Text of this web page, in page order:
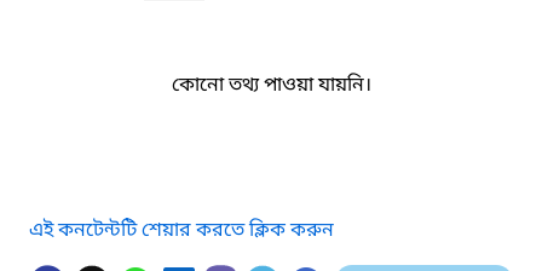
কোনো তথ্য পাওয়া যায়নি।
এই কনটেন্টটি শেয়ার করতে ক্লিক করুন